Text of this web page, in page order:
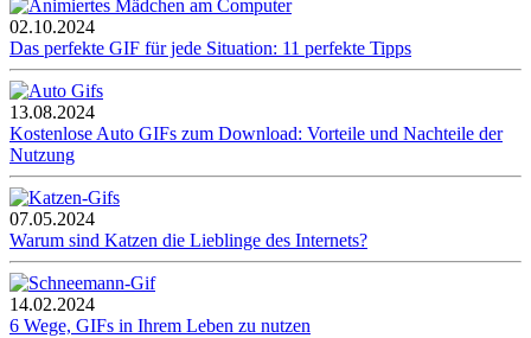
02.10.2024
Das perfekte GIF für jede Situation: 11 perfekte Tipps
13.08.2024
Kostenlose Auto GIFs zum Download: Vorteile und Nachteile der
Nutzung
07.05.2024
Warum sind Katzen die Lieblinge des Internets?
14.02.2024
6 Wege, GIFs in Ihrem Leben zu nutzen